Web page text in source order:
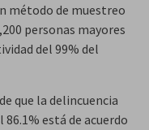
método de muestreo
personas mayores
del 99% del
que la delincuencia
está de acuerdo